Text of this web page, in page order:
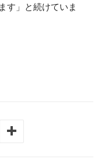
す」と続けていま